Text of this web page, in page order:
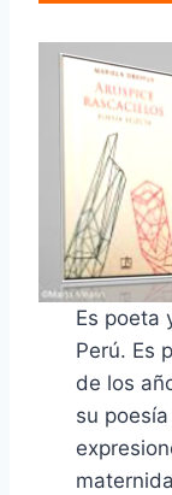
Es poeta
Perú. Es
de los
su